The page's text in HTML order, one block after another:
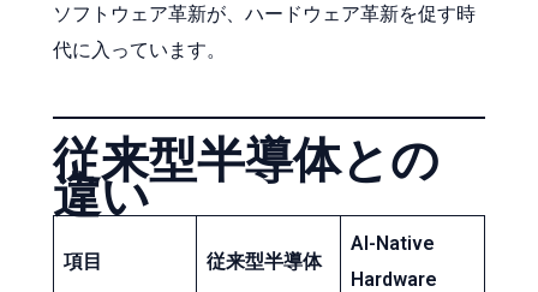
ソフトウェア革新が、ハードウェア革新を促す時
代に入っています。
従来型半導体との
違い
項目 従来型半導体
AI-Native
Hardware